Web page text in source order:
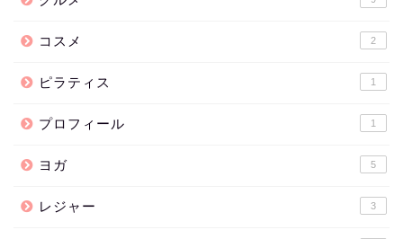
コスメ 2
ピラティス 1
プロフィール 1
ヨガ 5
レジャー 3